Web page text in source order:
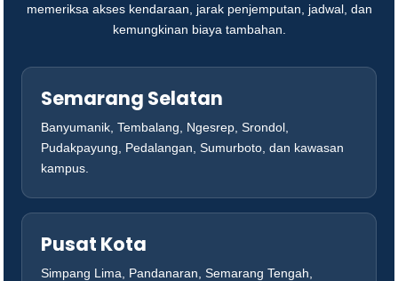
memeriksa akses kendaraan, jarak penjemputan, jadwal, dan
kemungkinan biaya tambahan.
Semarang Selatan
Banyumanik, Tembalang, Ngesrep, Srondol,
Pudakpayung, Pedalangan, Sumurboto, dan kawasan
kampus.
Pusat Kota
Simpang Lima, Pandanaran, Semarang Tengah,